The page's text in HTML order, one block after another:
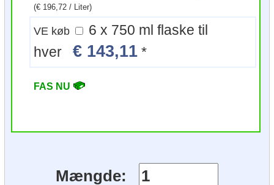
(€ 196,72 / Liter)
VE køb
6 x 750 ml flaske til
hver€ 143,11 *
FAS NU
Mængde: